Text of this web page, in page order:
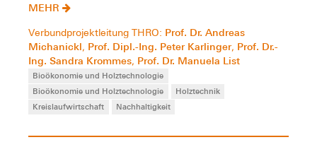
MEHR
Verbundprojektleitung THRO: Prof. Dr. Andreas
Michanickl, Prof. Dipl.-Ing. Peter Karlinger, Prof. Dr.-
Ing. Sandra Krommes, Prof. Dr. Manuela List
Bioökonomie und Holztechnologie
Bioökonomie und Holztechnologie
Holztechnik
Kreislaufwirtschaft
Nachhaltigkeit